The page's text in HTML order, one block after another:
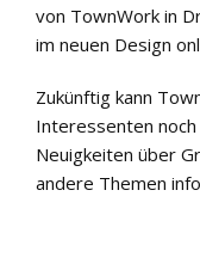
von TownWork in
im neuen Design
Zukünftig kann
Interessenten
Neuigkeiten über
andere Themen